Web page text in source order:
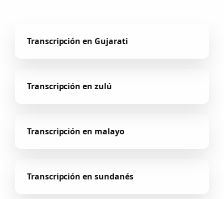
Transcripción en Gujarati
Transcripción en zulú
Transcripción en malayo
Transcripción en sundanés